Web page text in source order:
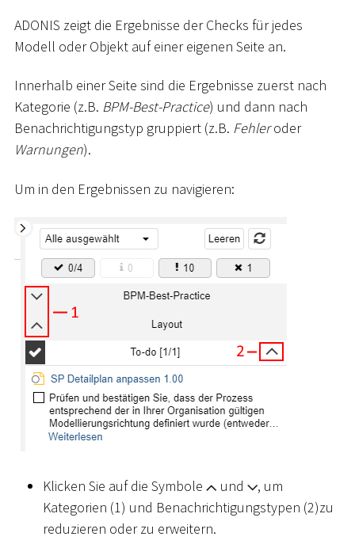
ADONIS zeigt die Ergebnisse der Checks für jedes
Modell oder Objekt auf einer eigenen Seite an.
Innerhalb einer Seite sind die Ergebnisse zuerst nach
Kategorie (z.B. BPM-Best-Practice) und dann nach
Benachrichtigungstyp gruppiert (z.B. Fehleroder
Warnungen).
Um in den Ergebnissen zu navigieren:
Klicken Sie auf die Symbole und
, um
Kategorien (1) und Benachrichtigungstypen (2)zu
reduzieren oder zu erweitern.